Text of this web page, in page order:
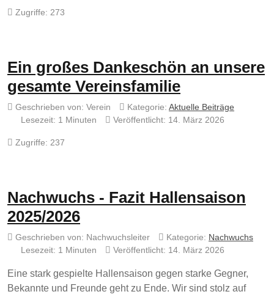
Zugriffe: 273
Ein großes Dankeschön an unsere
gesamte Vereinsfamilie
Geschrieben von: Verein Kategorie: Aktuelle Beiträge
Lesezeit: 1 Minuten
Veröffentlicht: 14. März 2026
Zugriffe: 237
Nachwuchs - Fazit Hallensaison
2025/2026
Geschrieben von: Nachwuchsleiter Kategorie: Nachwuchs
Lesezeit: 1 Minuten
Veröffentlicht: 14. März 2026
Eine stark gespielte Hallensaison gegen starke Gegner,
Bekannte und Freunde geht zu Ende. Wir sind stolz auf